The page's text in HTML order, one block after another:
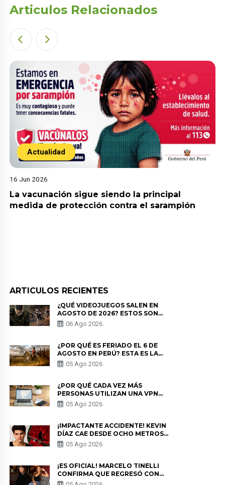
Articulos Relacionados
Actualidad
16 Jun 2026
La vacunación sigue siendo la principal
medida de protección contra el sarampión
ARTICULOS RECIENTES
¿QUÉ VIDEOJUEGOS SALEN EN
AGOSTO DE 2026? ESTOS SON
LOS ESTRENOS MÁS ESPERADOS
06 Ago 2026
¿POR QUÉ ES FERIADO EL 6 DE
AGOSTO EN PERÚ? ESTA ES LA
HISTORIA
05 Ago 2026
¿POR QUÉ CADA VEZ MÁS
PERSONAS UTILIZAN UNA VPN
PARA PROTEGER SU
PRIVACIDAD?
05 Ago 2026
¡IMPACTANTE ACCIDENTE! KEVIN
DÍAZ CAE DESDE OCHO METROS
EN “ESTO ES GUERRA” Y GENERA
PREOCUPACIÓN
05 Ago 2026
¡ES OFICIAL! MARCELO TINELLI
CONFIRMA QUE REGRESÓ CON
MILETT FIGUEROA: “EL AMOR